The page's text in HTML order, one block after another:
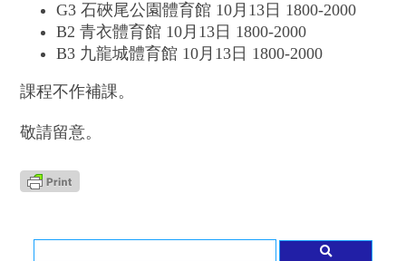
G3 石硤尾公園體育館 10月13日 1800-2000
B2 青衣體育館 10月13日 1800-2000
B3 九龍城體育館 10月13日 1800-2000
課程不作補課。
敬請留意。